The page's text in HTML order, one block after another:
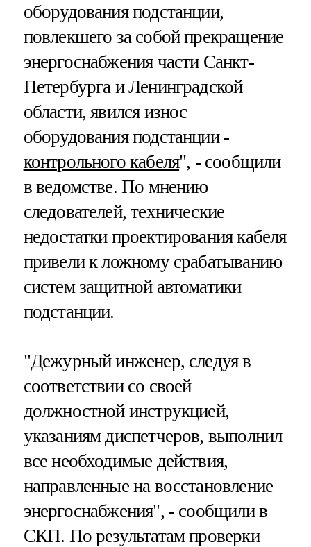
оборудования подстанции,
повлекшего за собой прекращение
энергоснабжения части Санкт-
Петербурга и Ленинградской
области, явился износ
оборудования подстанции -
контрольного кабеля", - сообщили
в ведомстве. По мнению
следователей, технические
недостатки проектирования кабеля
привели к ложному срабатыванию
систем защитной автоматики
подстанции.
"Дежурный инженер, следуя в
соответствии со своей
должностной инструкцией,
указаниям диспетчеров, выполнил
все необходимые действия,
направленные на восстановление
энергоснабжения", - сообщили в
СКП. По результатам проверки